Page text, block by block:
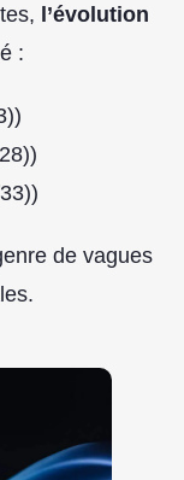
l’évolution
:
de vagues